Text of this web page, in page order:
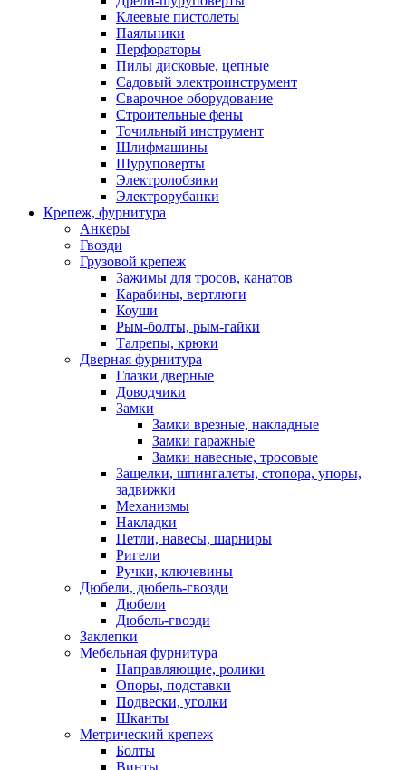
Клеевые пистолеты
Паяльники
Перфораторы
Пилы дисковые, цепные
Садовый электроинструмент
Сварочное оборудование
Строительные фены
Точильный инструмент
Шлифмашины
Шуруповерты
Электролобзики
Электрорубанки
Крепеж, фурнитура
Анкеры
Гвозди
Грузовой крепеж
Зажимы для тросов, канатов
Карабины, вертлюги
Коуши
Рым-болты, рым-гайки
Талрепы, крюки
Дверная фурнитура
Глазки дверные
Доводчики
Замки
Замки врезные, накладные
Замки гаражные
Замки навесные, тросовые
Защелки, шпингалеты, стопора, упоры,
задвижки
Механизмы
Накладки
Петли, навесы, шарниры
Ригели
Ручки, ключевины
Дюбели, дюбель-гвозди
Дюбели
Дюбель-гвозди
Заклепки
Мебельная фурнитура
Направляющие, ролики
Опоры, подставки
Подвески, уголки
Шканты
Метрический крепеж
Болты
Винты